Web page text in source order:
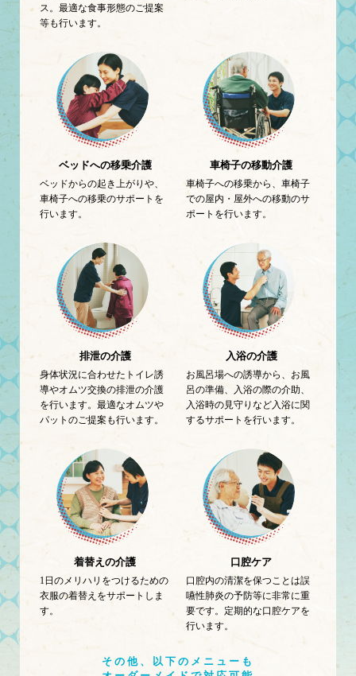
ス。最適な食事形態のご提案
等も行います。
ベッドへの移乗介護
ベッドからの起き上がりや、
車椅子への移乗のサポートを
行います。
車椅子の移動介護
車椅子への移乗から、車椅子
での屋内・屋外への移動のサ
ポートを行います。
排泄の介護
身体状況に合わせたトイレ誘
導やオムツ交換の排泄の介護
を行います。最適なオムツや
パットのご提案も行います。
入浴の介護
お風呂場への誘導から、お風
呂の準備、入浴の際の介助、
入浴時の見守りなど入浴に関
するサポートを行います。
着替えの介護
1日のメリハリをつけるための
衣服の着替えをサポートしま
す。
口腔ケア
口腔内の清潔を保つことは誤
嚥性肺炎の予防等に非常に重
要です。定期的な口腔ケアを
行います。
その他、以下のメニューも